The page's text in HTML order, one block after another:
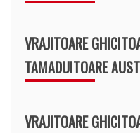
VRAJITOARE
TAMADUITOARE
VRAJITOARE